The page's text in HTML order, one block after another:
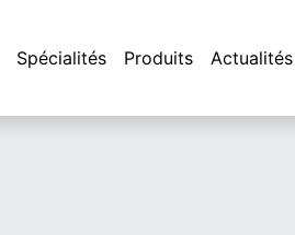
Spécialités Produits Actualités